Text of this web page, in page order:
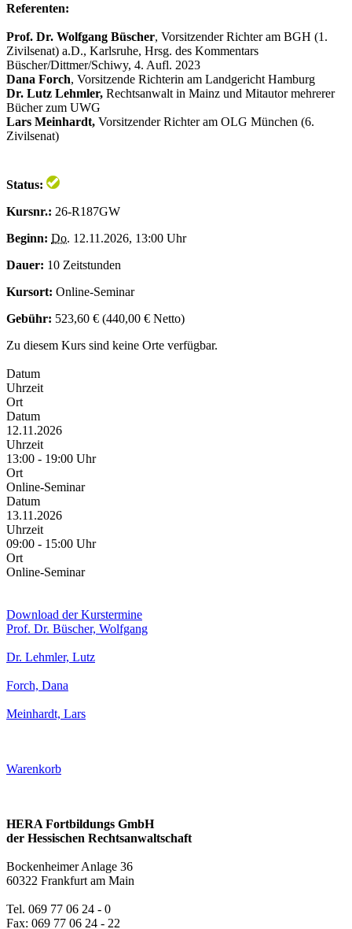
Referenten:
Prof. Dr. Wolfgang Büscher, Vorsitzender Richter am BGH (1.
Zivilsenat) a.D., Karlsruhe, Hrsg. des Kommentars
Büscher/Dittmer/Schiwy, 4. Aufl. 2023
Dana Forch, Vorsitzende Richterin am Landgericht Hamburg
Dr. Lutz Lehmler, Rechtsanwalt in Mainz und Mitautor mehrerer
Bücher zum UWG
Lars Meinhardt, Vorsitzender Richter am OLG München (6.
Zivilsenat)
Status:
Kursnr.: 26-R187GW
Beginn: Do. 12.11.2026, 13:00 Uhr
Dauer: 10 Zeitstunden
Kursort: Online-Seminar
Gebühr: 523,60 € (440,00 € Netto)
Zu diesem Kurs sind keine Orte verfügbar.
Datum
Uhrzeit
Ort
Datum
12.11.2026
Uhrzeit
13:00 - 19:00 Uhr
Ort
Online-Seminar
Datum
13.11.2026
Uhrzeit
09:00 - 15:00 Uhr
Ort
Online-Seminar
Download der Kurstermine
Prof. Dr. Büscher, Wolfgang
Dr. Lehmler, Lutz
Forch, Dana
Meinhardt, Lars
Warenkorb
HERA Fortbildungs GmbH
der Hessischen Rechtsanwaltschaft
Bockenheimer Anlage 36
60322 Frankfurt am Main
Tel. 069 77 06 24 - 0
Fax: 069 77 06 24 - 22